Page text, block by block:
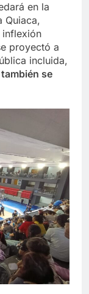
en la
Quiaca,
inflexión
proyectó a
incluida,
se